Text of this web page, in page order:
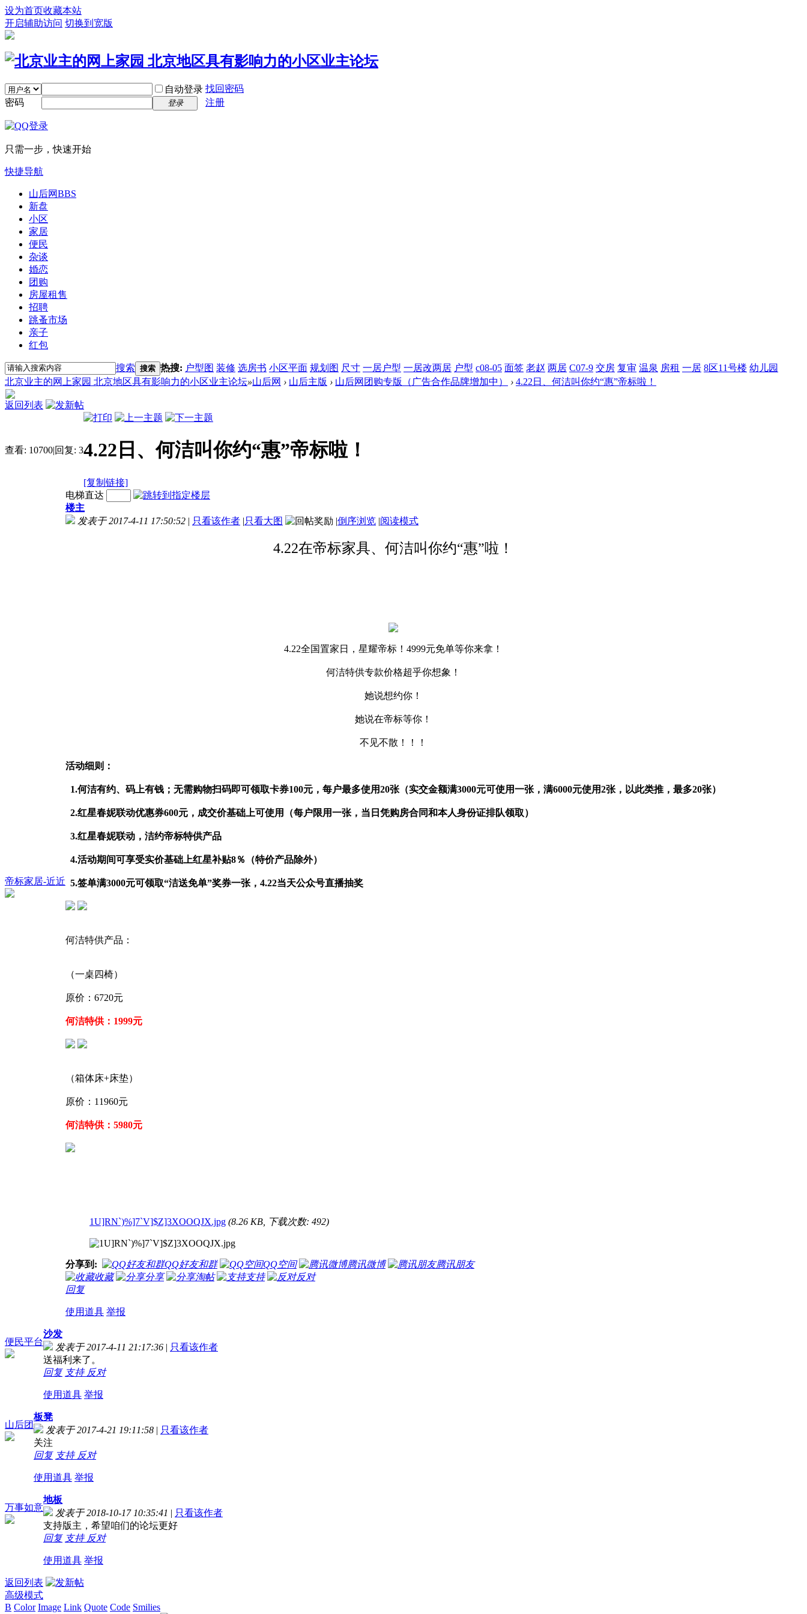
设为首页收藏本站
开启辅助访问 切换到宽版
自动登录 找回密码
密码
登录 注册
只需一步，快速开始
快捷导航
山后网BBS
新盘
小区
家居
便民
杂谈
婚恋
团购
房屋租售
招聘
跳蚤市场
亲子
红包
搜索 搜索 热搜: 户型图 装修 选房书 小区平面 规划图 尺寸 一居户型 一居改两居 户型 c08-05 面签 老赵 两居 C07-9 交房 复审 温泉 房租 一居 8区11号楼 幼儿园
北京业主的网上家园 北京地区具有影响力的小区业主论坛»山后网 › 山后主版 › 山后网团购专版（广告合作品牌增加中） › 4.22日、何洁叫你约“惠”帝标啦！
返回列表
查看: 10700|回复: 34.22日、何洁叫你约“惠”帝标啦！
[复制链接]
帝标家居-近近
电梯直达
楼主
发表于 2017-4-11 17:50:52 | 只看该作者 |只看大图 |倒序浏览 |阅读模式
4.22在帝标家具、何洁叫你约“惠”啦！
4.22全国置家日，星耀帝标！4999元免单等你来拿！
何洁特供专款价格超乎你想象！
她说想约你！
她说在帝标等你！
不见不散！！！
活动细则：
1.何洁有约、码上有钱；无需购物扫码即可领取卡券100元，每户最多使用20张（实交金额满3000元可使用一张，满6000元使用2张，以此类推，最多20张）
2.红星春妮联动优惠券600元，成交价基础上可使用（每户限用一张，当日凭购房合同和本人身份证排队领取）
3.红星春妮联动，洁约帝标特供产品
4.活动期间可享受实价基础上红星补贴8％（特价产品除外）
5.签单满3000元可领取“洁送免单”奖券一张，4.22当天公众号直播抽奖
何洁特供产品：
（一桌四椅）
原价：6720元
何洁特供：1999元
（箱体床+床垫）
原价：11960元
何洁特供：5980元
1U]RN`)%]7`V]$Z]3XOOQJX.jpg (8.26 KB, 下载次数: 492)
分享到: QQ好友和群 QQ空间 腾讯微博
腾讯朋友
收藏
分享 淘帖 支持
反对
回复
使用道具 举报
便民平台
沙发
发表于 2017-4-11 21:17:36 | 只看该作者
送福利来了。
回复 支持 反对
使用道具 举报
山后团
板凳
发表于 2017-4-21 19:11:58 | 只看该作者
关注
回复 支持 反对
使用道具 举报
万事如意
地板
发表于 2018-10-17 10:35:41 | 只看该作者
支持版主，希望咱们的论坛更好
回复 支持 反对
使用道具 举报
返回列表
高级模式
B Color Image Link Quote Code Smilies